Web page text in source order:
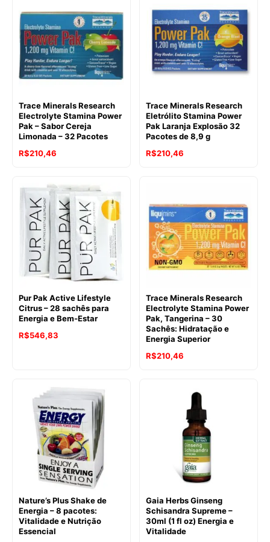
Trace Minerals Research
Electrolyte Stamina Power
Pak – Sabor Cereja
Limonada – 32 Pacotes
R$210,46
Trace Minerals Research
Eletrólito Stamina Power
Pak Laranja Explosão 32
Pacotes de 8,9 g
R$210,46
Pur Pak Active Lifestyle
Citrus – 28 sachês para
Energia e Bem-Estar
R$546,83
Trace Minerals Research
Electrolyte Stamina Power
Pak, Tangerina – 30
Sachês: Hidratação e
Energia Superior
R$210,46
Nature’s Plus Shake de
Energia – 8 pacotes:
Vitalidade e Nutrição
Essencial
Gaia Herbs Ginseng
Schisandra Supreme –
30ml (1 fl oz) Energia e
Vitalidade